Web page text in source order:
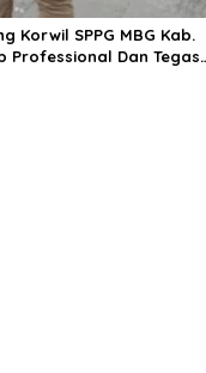
Korwil SPPG MBG Kab.
Professional Dan Tegas